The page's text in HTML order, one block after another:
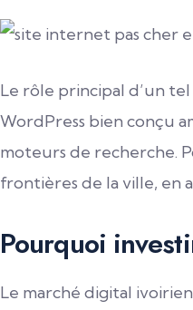
Le rôle principal d’un
WordPress bien conçu
moteurs de recherche.
frontières de la ville, en
Pourquoi
Le marché digital